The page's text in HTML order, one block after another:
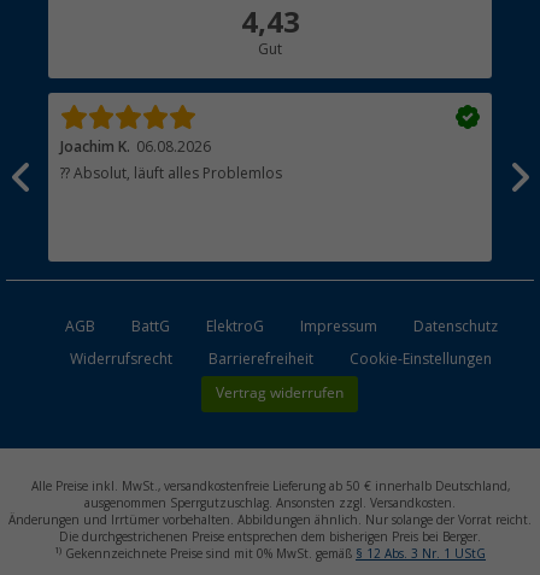
4,43
Gut
Joachim K. 06.08.2026
?? Absolut, läuft alles Problemlos
AGB BattG ElektroG Impressum
Datenschutz
Widerrufsrecht
Barrierefreiheit Cookie-Einstellungen
Vertrag widerrufen
Alle Preise inkl. MwSt., versandkostenfreie Lieferung ab 50 € innerhalb Deutschland,
ausgenommen Sperrgutzuschlag. Ansonsten zzgl. Versandkosten.
Änderungen und Irrtümer vorbehalten. Abbildungen ähnlich. Nur solange der Vorrat reicht.
Die durchgestrichenen Preise entsprechen dem bisherigen Preis bei Berger.
1) Gekennzeichnete Preise sind mit 0% MwSt. gemäß § 12 Abs. 3 Nr. 1 UStG